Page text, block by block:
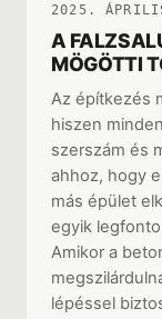
2025.
A
MÖGÖTTI
Az építkezés
hiszen
szerszám és
ahhoz, hogy
más épület
egyik
Amikor a
lépéssel